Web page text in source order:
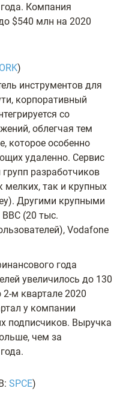
Компания
$540 млн на 2020
)
инструментов для
корпоративный
со
облегчая тем
которое особенно
удаленно. Сервис
разработчиков
мелких, так и крупных
Другими крупными
(20 тыс.
Vodafone
года
увеличилось до 130
м квартале 2020
у компании
подписчиков. Выручка
чем за
SPCE)